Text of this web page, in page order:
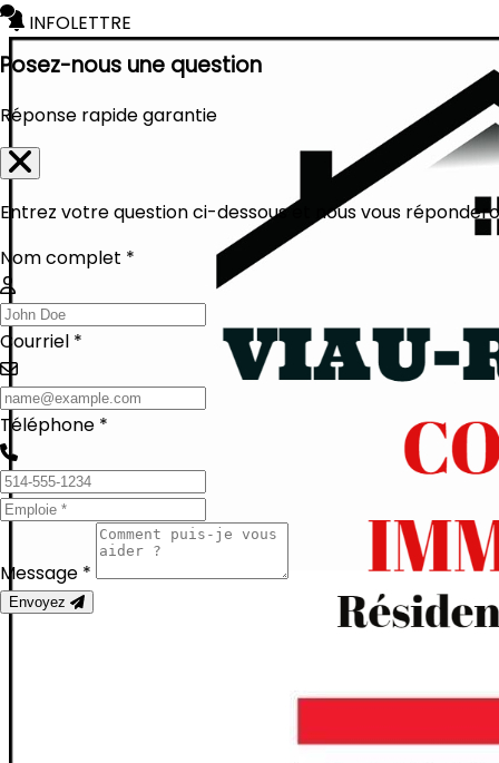
INFOLETTRE
Posez-nous une question
Réponse rapide garantie
Entrez votre question ci-dessous et nous vous
Nom complet *
Courriel *
Téléphone *
Message *
Envoyez